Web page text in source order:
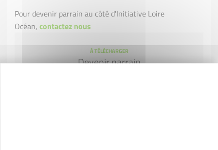
Pour devenir parrain au côté d'Initiative Loire
Océan, contactez nous
À TÉLÉCHARGER
Devenir parrain